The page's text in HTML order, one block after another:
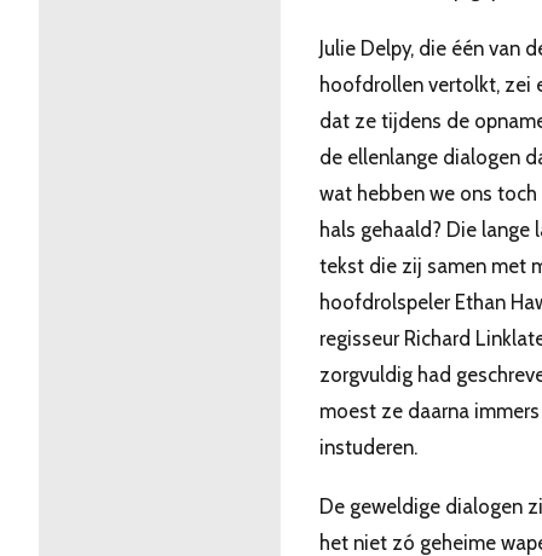
Julie Delpy, die één van
hoofdrollen vertolkt, zei
dat ze tijdens de
de ellenlange dialogen
wat hebben we ons toch
hals gehaald? Die lange
tekst die zij samen met
hoofdrolspeler Ethan
regisseur Richard
zorgvuldig had
moest ze daarna immers
instuderen.
De geweldige dialogen
het niet zó geheime